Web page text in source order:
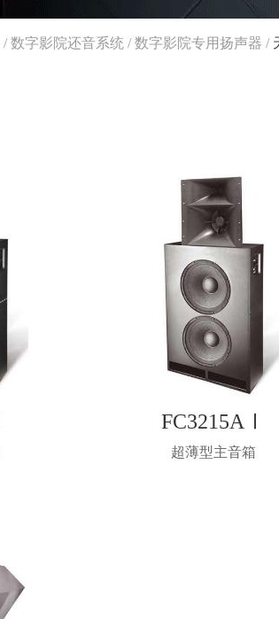
/数字影院还音系统 /数字影院专用扬声器 /
FC3215AⅠ
超薄型主音箱